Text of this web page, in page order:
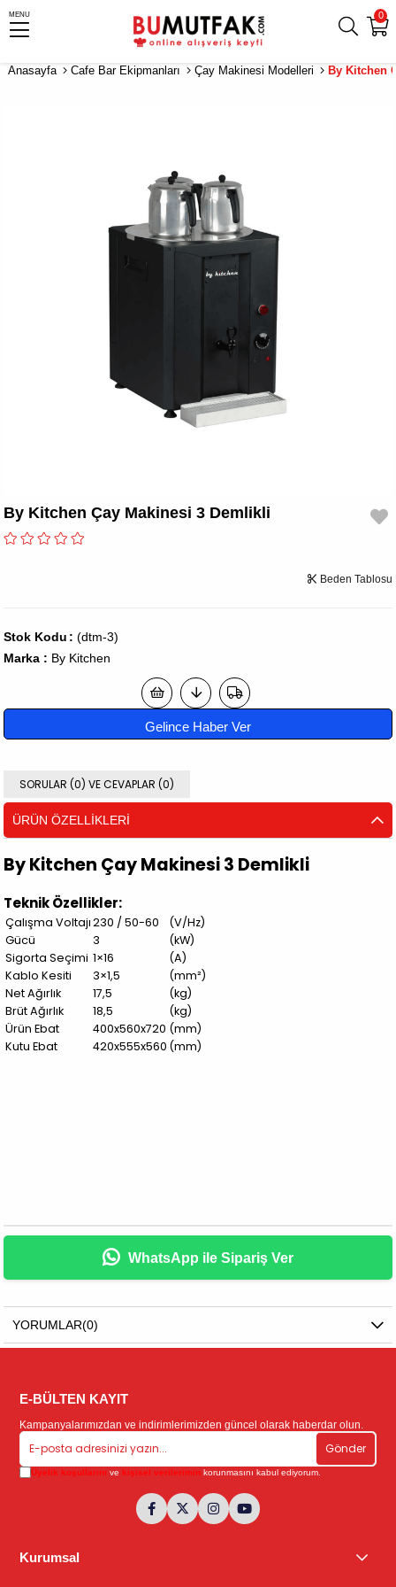
0
MENU
Anasayfa Cafe Bar Ekipmanları Çay Makinesi Modelleri By Kitchen
By Kitchen Çay Makinesi 3 Demlikli
Beden Tablosu
(dtm-3)
Stok Kodu
Marka : By Kitchen
Gelince Haber Ver
SORULAR (0) VE CEVAPLAR (0)
ÜRÜN ÖZELLIKLERI
By Kitchen Çay Makinesi 3 Demlikli
Teknik Özellikler:
Çalışma Voltajı 230 / 50-60
(V/Hz)
Gücü
3
(kW)
Sigorta Seçimi 1×16
(A)
Kablo Kesiti
3×1,5
(mm²)
Net Ağırlık
17,5
(kg)
Brüt Ağırlık
18,5
(kg)
Ürün Ebat
400x560x720 (mm)
Kutu Ebat
420x555x560 (mm)
WhatsApp ile Sipariş Ver
YORUMLAR(0)
E-BÜLTEN KAYIT
Kampanyalarımızdan ve indirimlerimizden güncel olarak haberdar olun.
Gönder
Üyelik koşullarını ve kişisel verilerimin korunmasını kabul ediyorum.
Kurumsal